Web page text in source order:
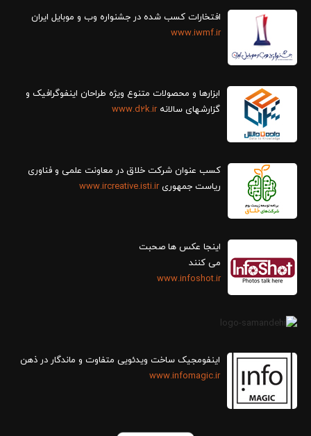
افتخارات کسب شده در جشنواره وب و موبایل ایران
www.iwmf.ir
ابزارها و محصولات متنوع ویژه طراحان اینفوگرافیک و
گزارش‎های سالانه
www.d2k.ir
کسب عنوان شرکت خلاق در معاونت علمی و فناوری
ریاست جمهوریwww.ircreative.isti.ir
اینجا عکس ها صحبت
می کنند
www.infoshot.ir
اینفومجیک ساخت ویدئویی متفاوت و ماندگار در ذهن
www.infomagic.ir